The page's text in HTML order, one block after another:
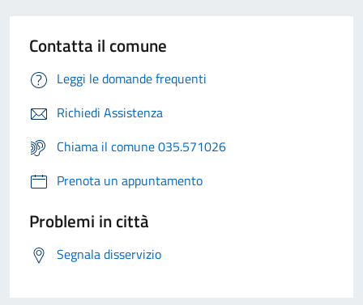
Contatta il comune
Leggi le domande frequenti
Richiedi Assistenza
Chiama il comune 035.571026
Prenota un appuntamento
Problemi in città
Segnala disservizio